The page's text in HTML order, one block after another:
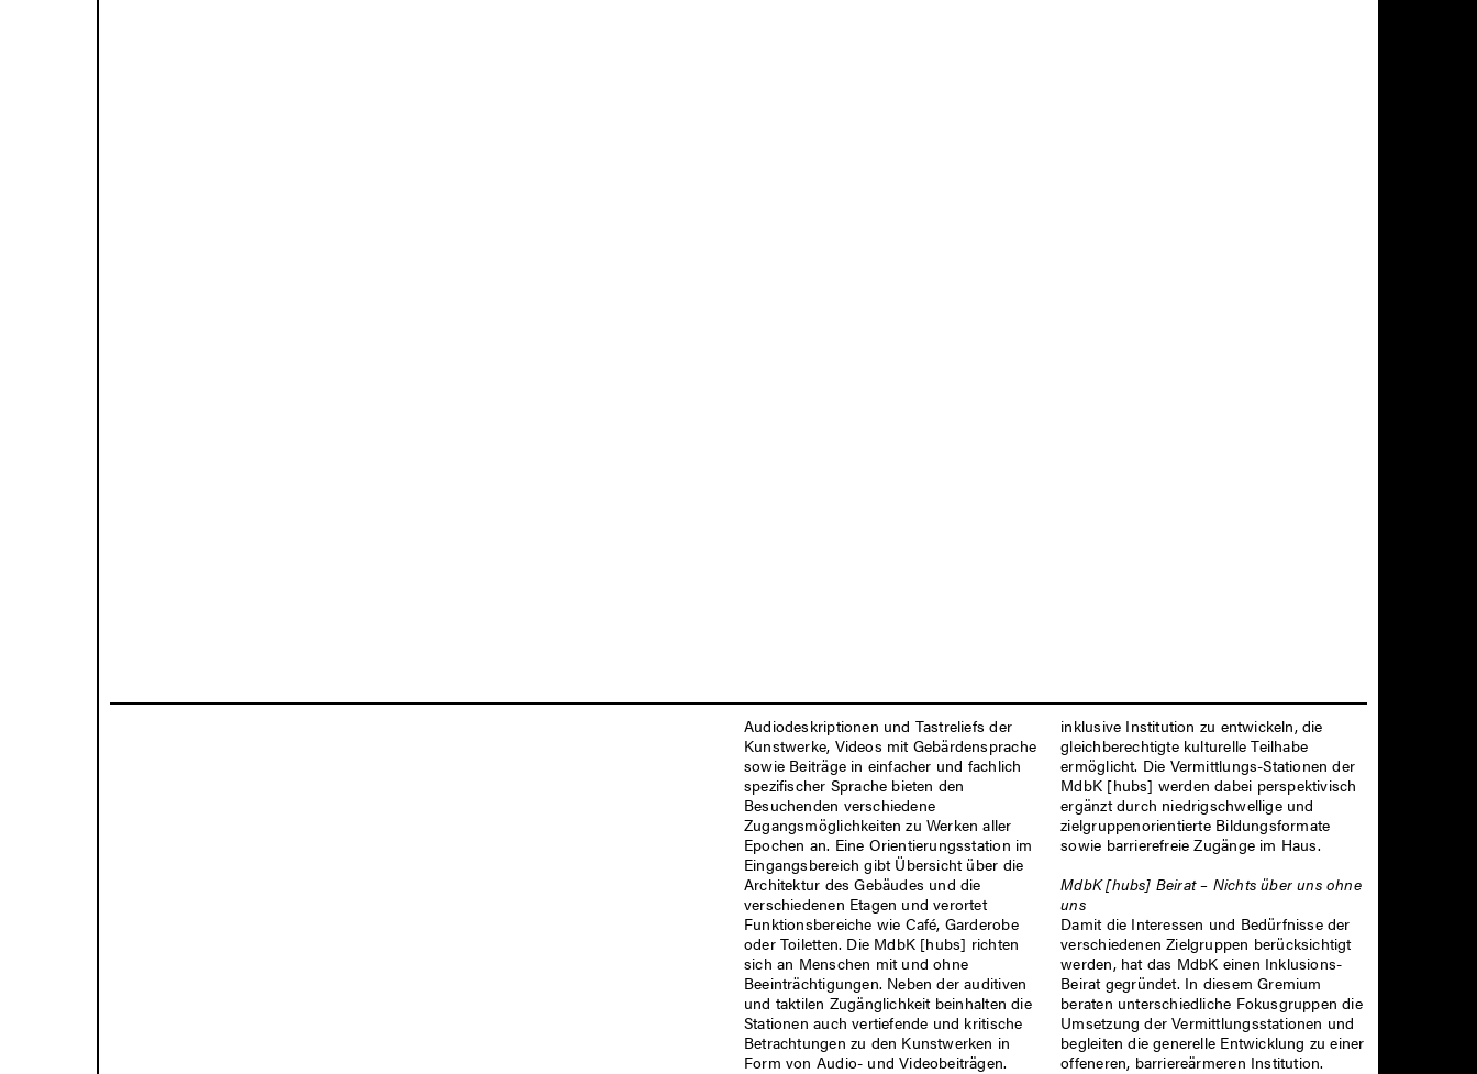
Audiodeskriptionen und Tastreliefs der
Kunstwerke, Videos mit Gebärdensprache
sowie Beiträge in einfacher und fachlich
spezifischer Sprache bieten den
Besuchenden verschiedene
Zugangsmöglichkeiten zu Werken aller
Epochen an. Eine Orientierungsstation im
Eingangsbereich gibt Übersicht über die
Architektur des Gebäudes und die
verschiedenen Etagen und verortet
Funktionsbereiche wie Café, Garderobe
oder Toiletten. Die MdbK [hubs] richten
sich an Menschen mit und ohne
Beeinträchtigungen. Neben der auditiven
und taktilen Zugänglichkeit beinhalten die
Stationen auch vertiefende und kritische
Betrachtungen zu den Kunstwerken in
Form von Audio- und Videobeiträgen.
inklusive Institution zu entwickeln, die
gleichberechtigte kulturelle Teilhabe
ermöglicht. Die Vermittlungs-Stationen der
MdbK [hubs] werden dabei perspektivisch
ergänzt durch niedrigschwellige und
zielgruppenorientierte Bildungsformate
sowie barrierefreie Zugänge im Haus.
MdbK [hubs] Beirat – Nichts über uns ohne
uns
Damit die Interessen und Bedürfnisse der
verschiedenen Zielgruppen berücksichtigt
werden, hat das MdbK einen Inklusions-
Beirat gegründet. In diesem Gremium
beraten unterschiedliche Fokusgruppen die
Umsetzung der Vermittlungsstationen und
begleiten die generelle Entwicklung zu einer
offeneren, barriereärmeren Institution.